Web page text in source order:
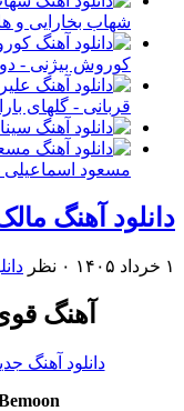
شهاب بخارایی و
کوروش بیژنی -
قربانی - گلهای
مسعود
دانلود آهنگ
۱ خرداد ۱۴۰۵ ۰ نظر
آهنگ
دانلود آهنگ